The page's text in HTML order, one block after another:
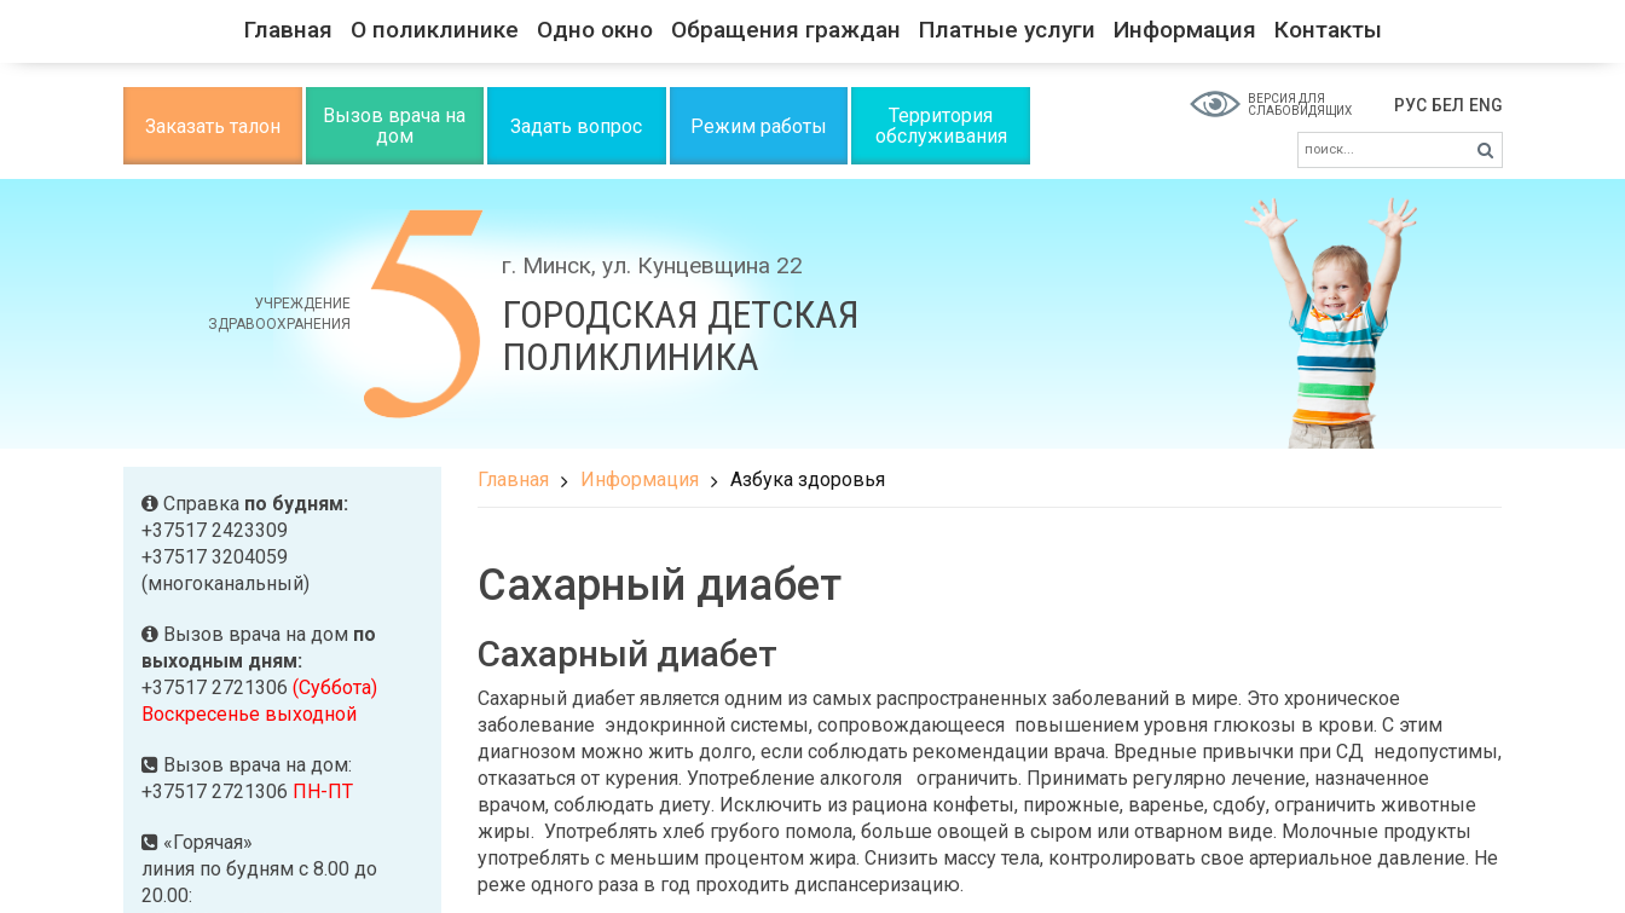
Главная О поликлинике Одно окно Обращения граждан Платные услуги Информация Контакты
Заказать талон
Вызов врача на
дом
Задать вопрос Режим работы
Территория
обслуживания
ВЕРСИЯ ДЛЯ
СЛАБОВИДЯЩИХ
РУС БЕЛ ENG
УЧРЕЖДЕНИЕ
ЗДРАВООХРАНЕНИЯ
г. Минск, ул. Кунцевщина 22
ГОРОДСКАЯ ДЕТСКАЯ
ПОЛИКЛИНИКА
Главная Информация Азбука здоровья
Сахарный диабет
Сахарный диабет
Сахарный диабет является одним из самых распространенных заболеваний в мире. Это хроническое
заболевание эндокринной системы, сопровождающееся повышением уровня глюкозы в крови. С этим
диагнозом можно жить долго, если соблюдать рекомендации врача. Вредные привычки при СД недопустимы,
отказаться от курения. Употребление алкоголя ограничить. Принимать регулярно лечение, назначенное
врачом, соблюдать диету. Исключить из рациона конфеты, пирожные, варенье, сдобу, ограничить животные
жиры. Употреблять хлеб грубого помола, больше овощей в сыром или отварном виде. Молочные продукты
употреблять с меньшим процентом жира. Снизить массу тела, контролировать свое артериальное давление. Не
реже одного раза в год проходить диспансеризацию.
Справка по будням:
+37517 2423309
+37517 3204059
(многоканальный)
Вызов врача на дом по
выходным дням:
+37517 2721306 (Суббота)
Воскресенье выходной
Вызов врача на дом:
+37517 2721306 ПН-ПТ
«Горячая»
линия по будням с 8.00 до
20.00: